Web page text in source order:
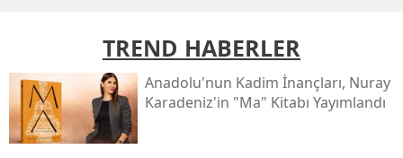
TREND HABERLER
Anadolu'nun Kadim İnançları, Nuray
Karadeniz'in "ma" Kitabı Yayımlandı